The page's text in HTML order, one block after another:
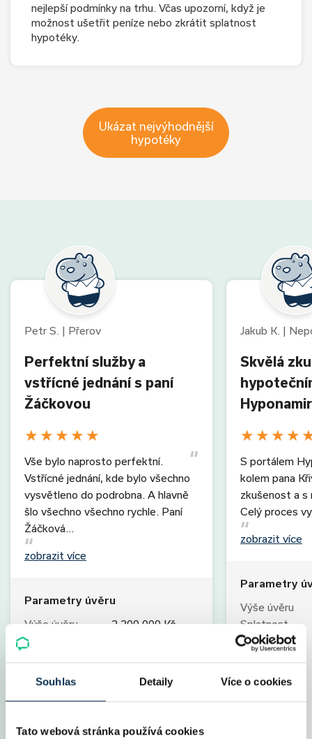
Souhlas Detaily Více o cookies
Tato webová stránka používá cookies
nejlepší podmínky na trhu. Včas upozorní, když je
možnost ušetřit peníze nebo zkrátit splatnost
hypotéky.
Ukázat nejvýhodnější
hypotéky
Petr S. | Přerov
Perfektní služby a
vstřícné jednání s paní
Žáčkovou
★★★★★
Vše bylo naprosto perfektní.
Vstřícné jednání, kde bylo všechno
vysvětleno do podrobna. A hlavně
šlo všechno všechno rychle. Paní
Žáčková…
zobrazit více
Parametry úvěru
Výše úvěru
2 200 000 Kč
Splatnost
Specialista
Jana Žáčková
Jakub K. |
Skvělá
★★★★
S portálem
kolem pana
zkušenost a s
Celý proces
zobrazit více
Parametry
Výše úvěru
Splatnost
Měs. splátka